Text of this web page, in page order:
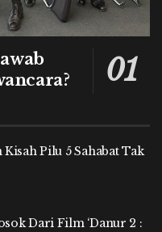
Pilu 5 Sahabat Tak
Dari Film ‘Danur 2 :